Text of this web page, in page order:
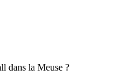
dans la Meuse ?